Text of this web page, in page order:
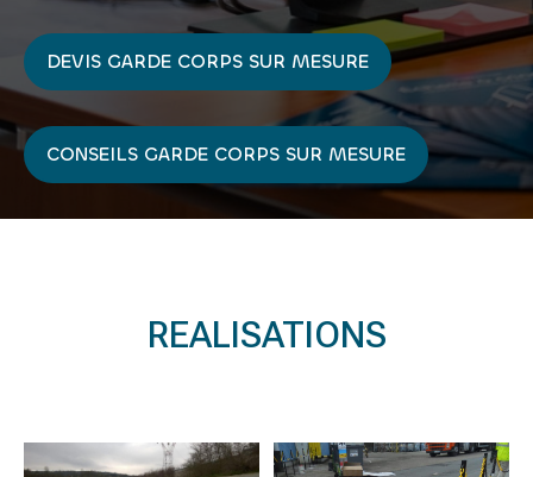
DEVIS GARDE CORPS SUR MESURE
CONSEILS GARDE CORPS SUR MESURE
REALISATIONS